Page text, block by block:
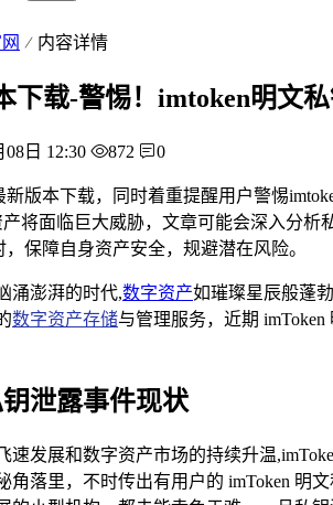
内容详情
下载-警惕！imtoken明文
08日 12:30 872 0
新版本下载，同时着重提醒用户警惕
将面临巨大威胁，文章可能会深入分
，保障自身资产安全，规避潜在风险。
涌澎湃的时代,数字资产如璀璨星辰般蓬
数字资产存储与管理服务，近期
泄露事件现状
速发展和数字资产市场的持续升温
角落里，不时传出有用户的 imToken 明